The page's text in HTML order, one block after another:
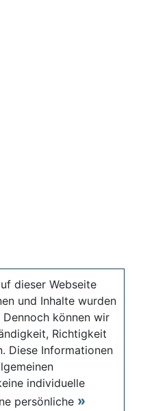
dieser Webseite
und Inhalte wurden
können wir
Richtigkeit
Diese Informationen
individuelle
persönliche